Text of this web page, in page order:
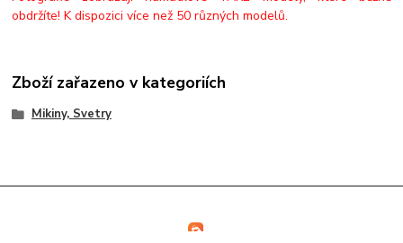
obdržíte! K dispozici více než 50 různých modelů.
Zboží zařazeno v kategoriích
Mikiny, Svetry